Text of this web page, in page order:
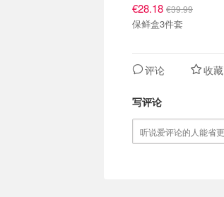
€28.18 €39.99
保鲜盒3件套
评论 收藏
写评论